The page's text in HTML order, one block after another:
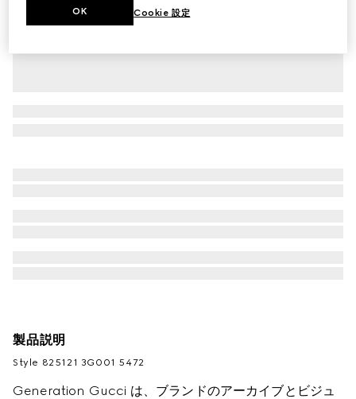
製品説明
Style ‎825121 3G001 5472
Generation Gucci は、ブランドのアーカイブとビジュ
Cookie 設定
OK